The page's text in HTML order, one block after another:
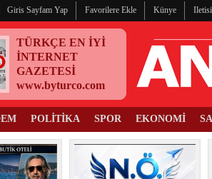
Giris Sayfam Yap Favorilere Ekle Künye
TÜRKÇE EN İYİ
İNTERNET
GAZETESİ
www.byturco.com
POLİTİKA SPOR EKONOMİ